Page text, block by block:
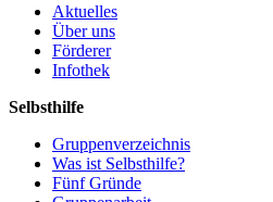
Aktuelles
Über uns
Förderer
Infothek
Selbsthilfe
Gruppenverzeichnis
Was ist Selbsthilfe?
Fünf Gründe